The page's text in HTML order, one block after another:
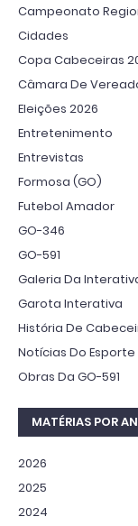
Campeonato
Cidades
Copa Cabeceiras
Câmara De
Eleições 2026
Entretenimento
Entrevistas
Formosa (GO)
Futebol Amador
GO-346
GO-591
Galeria Da
Garota Interativa
História De
Notícias Do Esporte
Obras Da GO-591
MATÉRIAS POR
2026
2025
2024